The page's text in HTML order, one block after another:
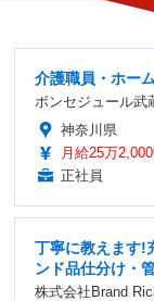
介護職員・ホー
ボンセジュール武
神奈川県
月給25万
正社員
丁寧に教えます!
ンド品仕分け・
株式会社Brand